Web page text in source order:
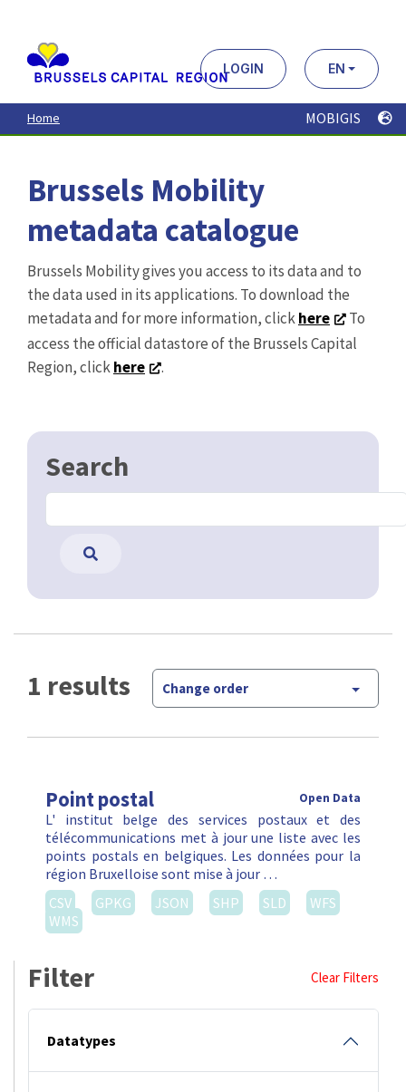
contenu
principal
LOGIN EN
Home MOBIGIS
Brussels Mobility
metadata catalogue
Brussels Mobility gives you access to its data and to
the data used in its applications. To download the
metadata and for more information, clickhere
To
access the official datastore of the Brussels Capital
Region, clickhere .
Search
1 results Change order
Point postal Open Data
L' institut belge des services postaux et des
télécommunications met à jour une liste avec les
points postals en belgiques. Les données pour la
région Bruxelloise sont mise à jour …
CSV
GPKG JSON SHP SLD
WFS
WMS
Filter Clear Filters
Datatypes